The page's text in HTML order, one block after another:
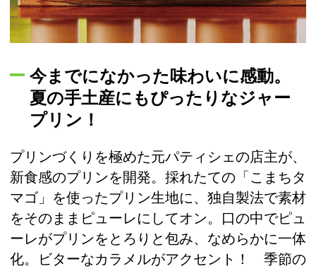
今までになかった味わいに感動。
夏の手土産にもぴったりなジャー
プリン！
プリンづくりを極めた元パティシェの店主が、
新食感のプリンを開発。採れたての「こまちタ
マゴ」を使ったプリン生地に、独自製法で素材
をそのままピューレにしてオン。口の中でピュ
ーレがプリンをとろりと包み、なめらかに一体
化。ビターなカラメルがアクセント！ 季節の